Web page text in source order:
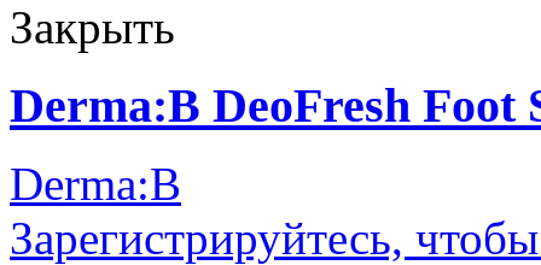
Закрыть
Derma:B DeoFresh Foot
Derma:B
Зарегистрируйтесь,